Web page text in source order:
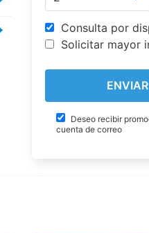
Consulta por
Solicitar mayor
Deseo recibir
cuenta de correo